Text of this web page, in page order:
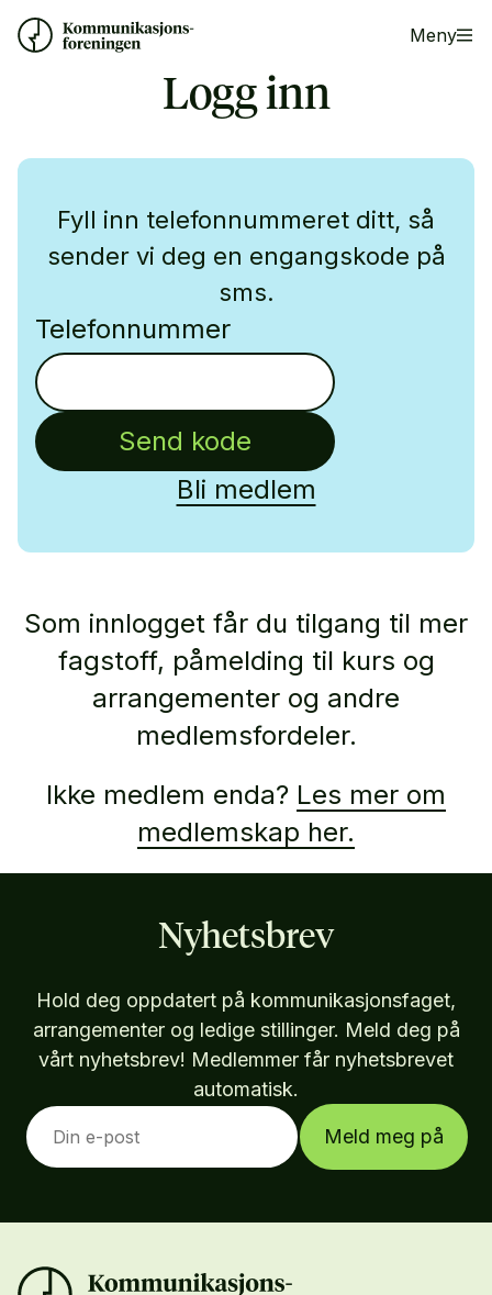
Meny
Logg inn
Fyll inn telefonnummeret ditt, så
sender vi deg en engangskode på
sms.
Telefonnummer
Send kode
Bli medlem
Som innlogget får du tilgang til mer
fagstoff, påmelding til kurs og
arrangementer og andre
medlemsfordeler.
Ikke medlem enda? Les mer om
medlemskap her.
Nyhetsbrev
Hold deg oppdatert på kommunikasjonsfaget,
arrangementer og ledige stillinger. Meld deg på
vårt nyhetsbrev! Medlemmer får nyhetsbrevet
automatisk.
Meld meg på